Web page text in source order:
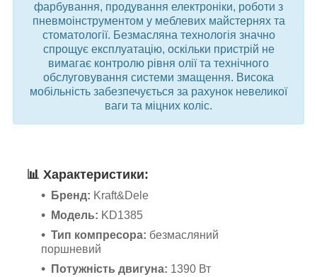
фарбування, продування електроніки, роботи з
пневмоінструментом у меблевих майстернях та
стоматології. Безмасляна технологія значно
спрощує експлуатацію, оскільки пристрій не
вимагає контролю рівня олії та технічного
обслуговування системи змащення. Висока
мобільність забезпечується за рахунок невеликої
ваги та міцних коліс.
📊 Характеристики:
Бренд: Kraft&Dele
Модель: KD1385
Тип компресора: безмасляний
поршневий
Потужність двигуна: 1390 Вт